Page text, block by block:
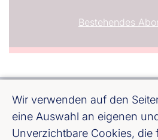
Bestehendes
Wir verwenden auf den
eine Auswahl an eigenen
Unverzichtbare Cookies,